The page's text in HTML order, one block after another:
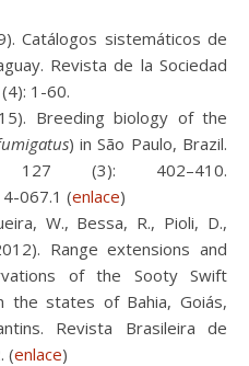
Catálogos sistemáticos de
Revista de la Sociedad
1-60.
Breeding biology of the
) in São Paulo, Brazil.
(3): 402–410.
067.1 (enlace)
W., Bessa, R., Pioli, D.,
Range extensions and
of the Sooty Swift
the states of Bahia, Goiás,
Revista Brasileira de
(enlace)